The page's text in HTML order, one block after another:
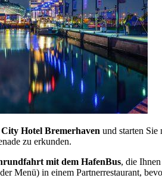
City Hotel Bremerhaven und starten Sie
zu erkunden.
mit dem HafenBus, die
Menü) in einem Partnerrestaurant,